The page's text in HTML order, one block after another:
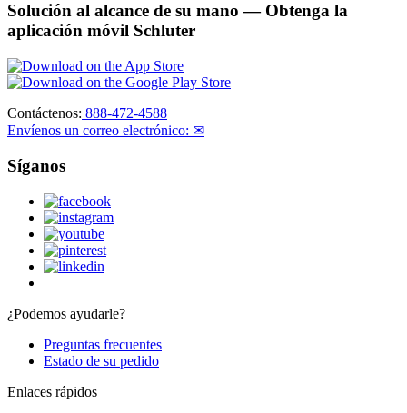
Solución al alcance de su mano — Obtenga la
aplicación móvil Schluter
Contáctenos: 888-472-4588
Envíenos un correo electrónico: ✉
Síganos
¿Podemos ayudarle?
Preguntas frecuentes
Estado de su pedido
Enlaces rápidos